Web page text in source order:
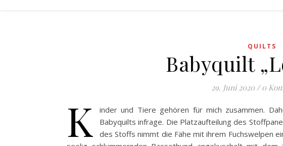
QUILTS
Babyquilt
29. Juni 2020 / 0
K
inder und Tiere gehören für mich zusammen.
Babyquilts infrage. Die Platzaufteilung des
des Stoffs nimmt die Fähe mit ihrem Fuchswelpen